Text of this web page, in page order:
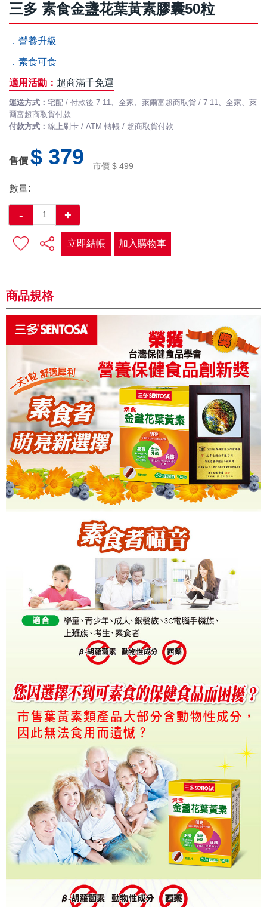
三多 素食金盞花葉黃素膠囊50粒
．營養升級
．素食可食
適用活動： 超商滿千免運
運送方式： 宅配 / 付款後 7-11、全家、萊爾富超商取貨 / 7-11、全家、萊
爾富超商取貨付款
付款方式： 線上刷卡 / ATM 轉帳 / 超商取貨付款
售價 $ 379 市價 $ 499
數量:
- +
立即結帳 加入購物車
商品規格